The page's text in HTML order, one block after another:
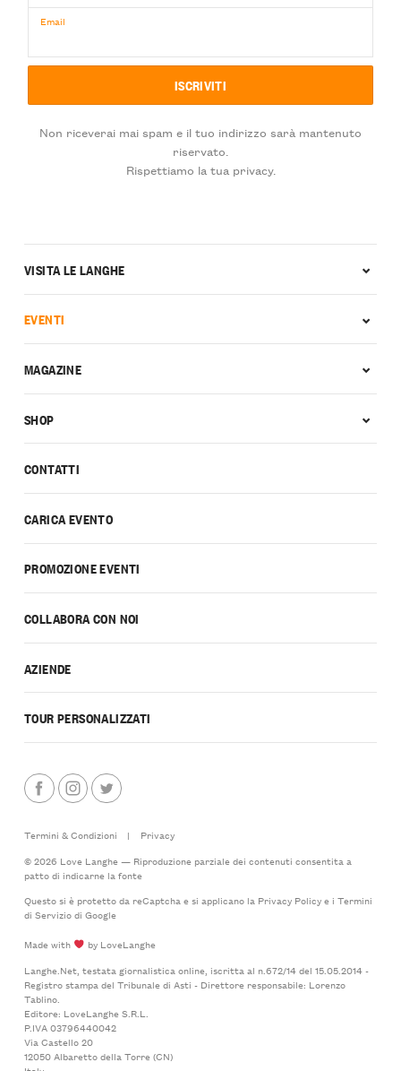
Email
Non riceverai mai spam e il tuo indirizzo sarà mantenuto
riservato.
Rispettiamo la tua privacy.
CONTATTI
CARICA EVENTO
PROMOZIONE EVENTI
COLLABORA CON NOI
AZIENDE
TOUR PERSONALIZZATI
VISITA LE LANGHE
EVENTI
MAGAZINE
SHOP
Termini & Condizioni |
Privacy
© 2026 Love Langhe — Riproduzione parziale dei contenuti consentita a
patto di indicarne la fonte
Questo si è protetto da reCaptcha e si applicano la Privacy Policye i Termini
di Serviziodi Google
Made with
by LoveLanghe
Langhe.Net, testata giornalistica online, iscritta al n.672/14 del 15.05.2014 -
Registro stampa del Tribunale di Asti - Direttore responsabile: Lorenzo
Tablino.
Editore: LoveLanghe S.R.L.
P.IVA 03796440042
Via Castello 20
12050 Albaretto della Torre (CN)